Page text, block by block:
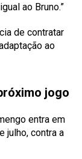
ao Bruno.”
de contratar
ao
jogo
entra em
julho, contra a